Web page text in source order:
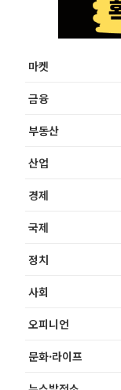
마켓
금융
부동산
산업
경제
국제
정치
사회
오피니언
문화·라이프